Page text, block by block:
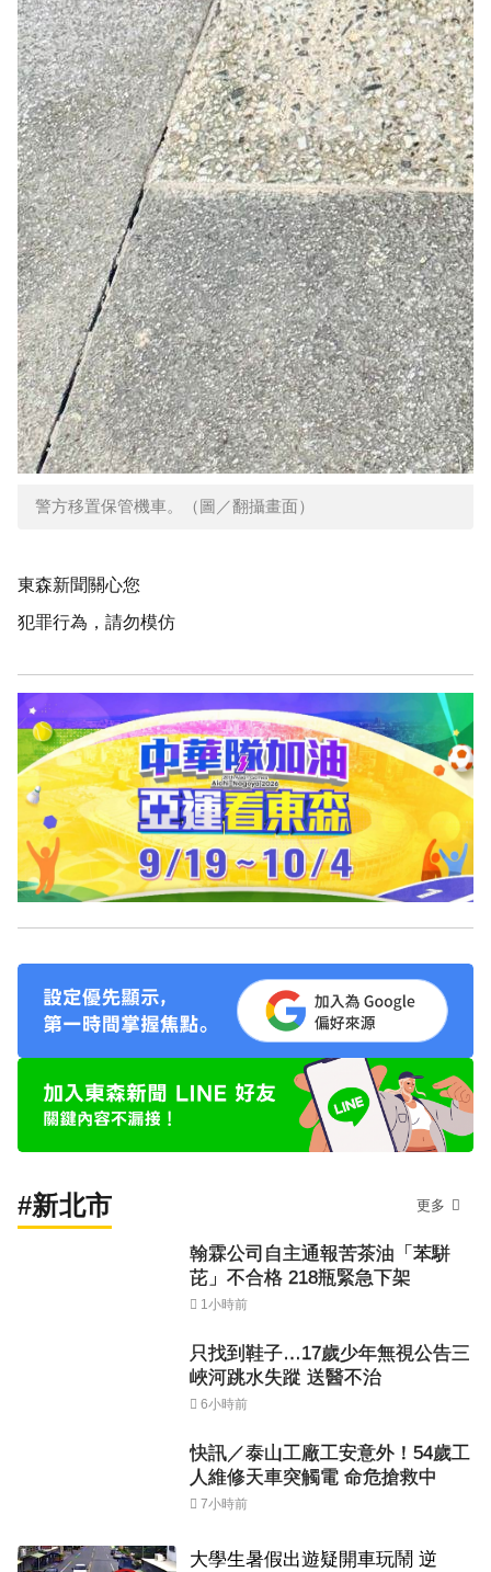
警方移置保管機車。（圖／翻攝畫面）
東森新聞關心您
犯罪行為，請勿模仿
#新北市 更多
翰霖公司自主通報苦茶油「苯駢
芘」不合格 218瓶緊急下架
1小時前
只找到鞋子…17歲少年無視公告三
峽河跳水失蹤 送醫不治
6小時前
快訊／泰山工廠工安意外！54歲工
人維修天車突觸電 命危搶救中
7小時前
大學生暑假出遊疑開車玩鬧 逆